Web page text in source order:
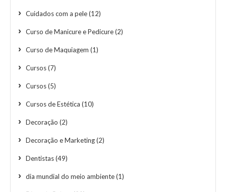
Cuidados com a pele(12)
Curso de Manicure e Pedicure(2)
Curso de Maquiagem (1)
Cursos(7)
Cursos(5)
Cursos de Estética (10)
Decoração (2)
Decoração e Marketing(2)
Dentistas(49)
dia mundial do meio ambiente(1)